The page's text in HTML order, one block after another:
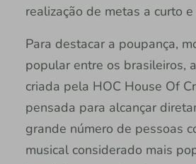
realização de metas a curto
Para destacar a poupança,
popular entre os brasileiros,
criada pela HOC House Of
pensada para alcançar
grande número de pessoas
musical considerado mais